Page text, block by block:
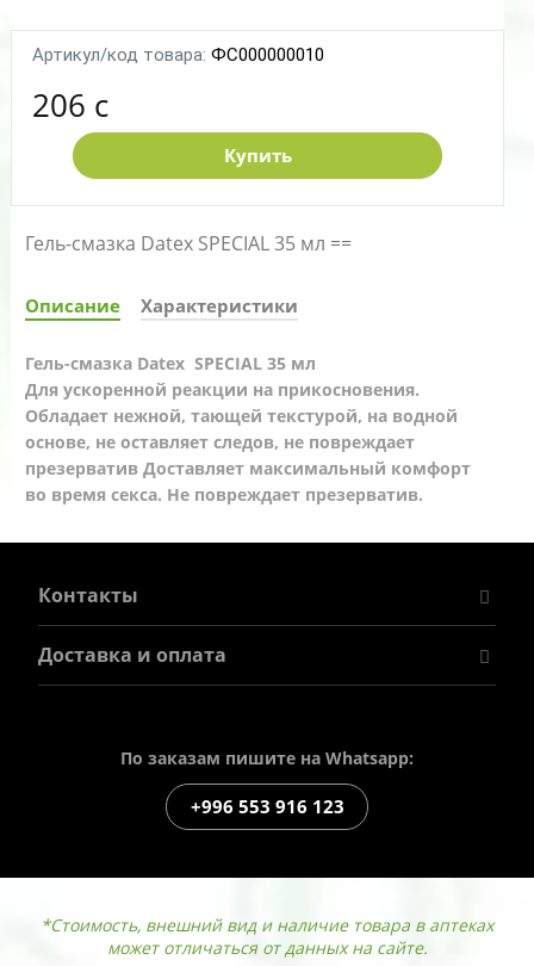
Артикул/код товара: ФС000000010
206 c
Купить
Гель-смазка Datex SPECIAL 35 мл ==
Описание Характеристики
Гель-смазка Datex SPECIAL 35 мл
Для ускоренной реакции на прикосновения.
Обладает нежной, тающей текстурой, на водной
основе, не оставляет следов, не повреждает
презерватив Доставляет максимальный комфорт
во время секса. Не повреждает презерватив.
Контакты
Доставка и оплата
По заказам пишите на Whatsapp:
+996 553 916 123
*Стоимость, внешний вид и наличие товара в аптеках
может отличаться от данных на сайте.